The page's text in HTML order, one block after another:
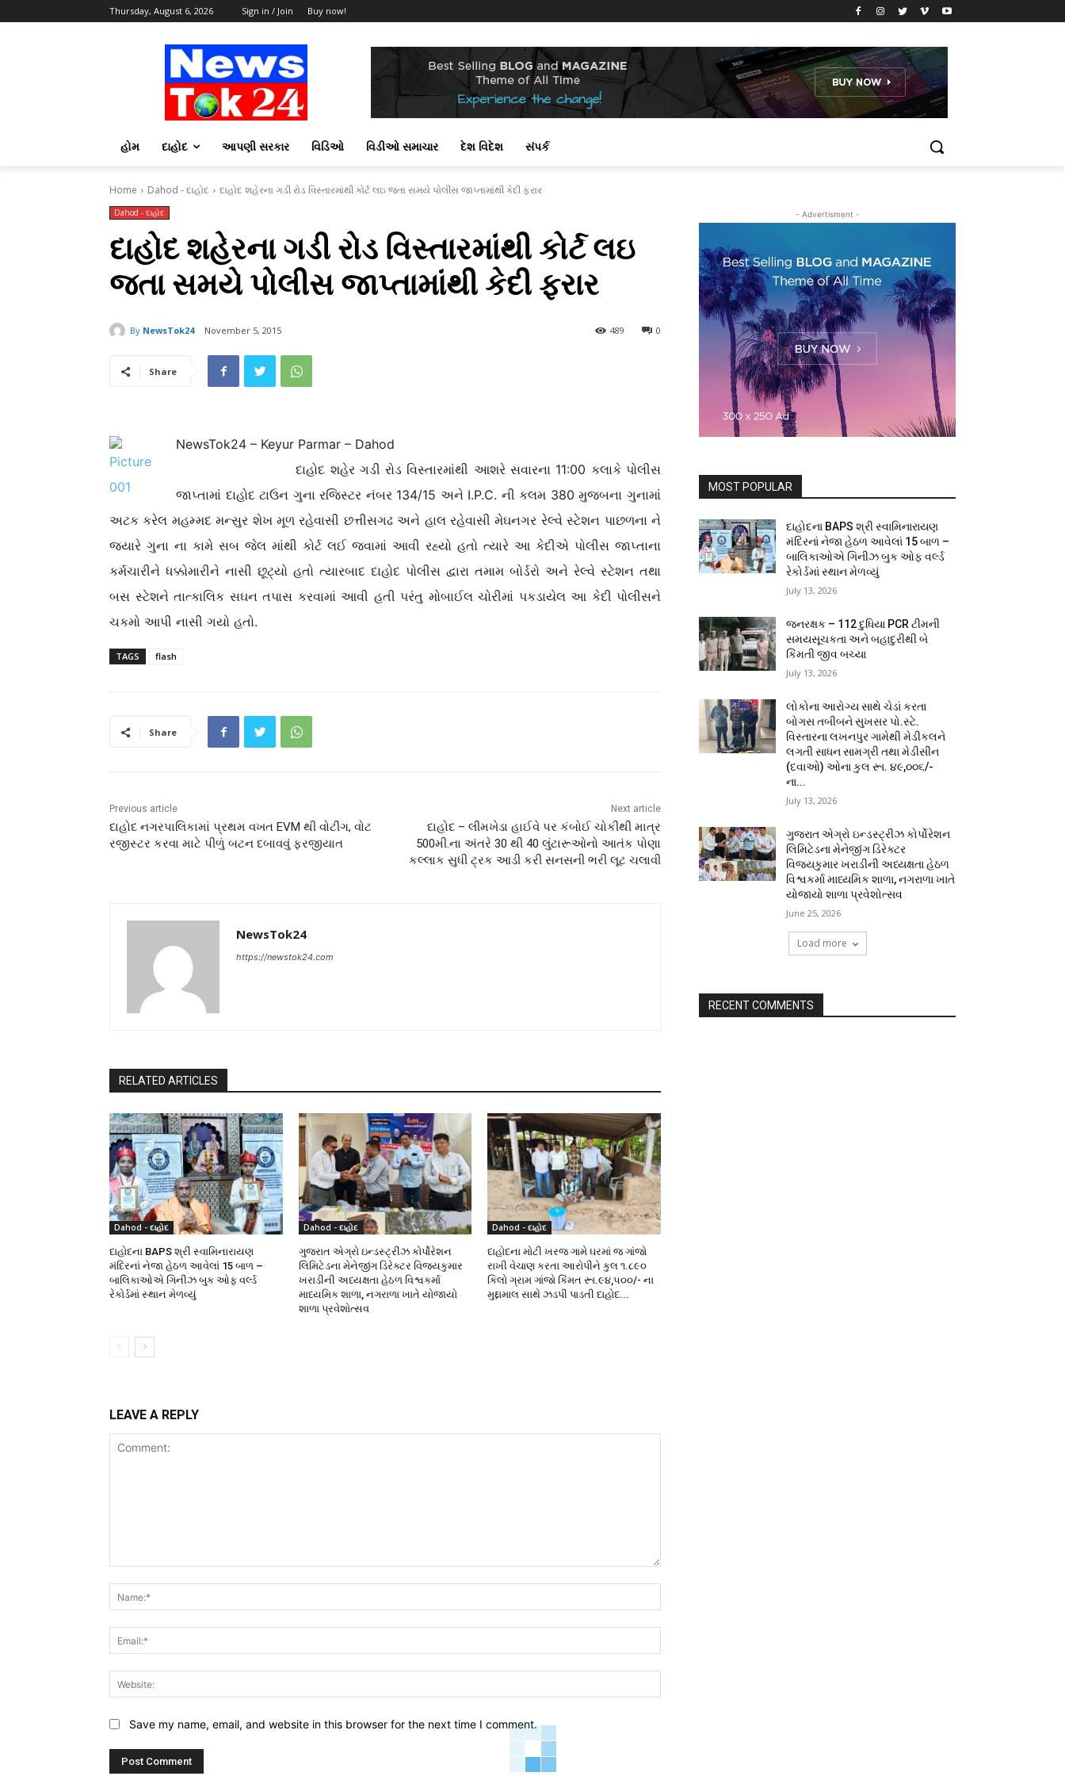
Thursday, August 6, 2026 Sign in / Join Buy now!
હોમ દાહોદ આપણી સરકાર વિડિઓ વિડીઓ સમાચાર દેશ વિદેશ સંપર્ક
Home Dahod - દાહોદ દાહોદ શહેરના ગડી રોડ વિસ્તારમાંથી કોર્ટ લઇ જતા સમયે પોલીસ જાપ્તામાંથી કેદી ફરાર
Dahod - દાહોદ
દાહોદ શહેરના ગડી રોડ વિસ્તારમાંથી કોર્ટ લઇ
જતા સમયે પોલીસ જાપ્તામાંથી કેદી ફરાર
By NewsTok24 November 5, 2015 0
489
Share
NewsTok24 – Keyur Parmar – Dahod
દાહોદ શહેર ગડી રોડ વિસ્તારમાંથી આશરે સવારના 11:00 કલાકે પોલીસ
જાપ્તામાં દાહોદ ટાઉન ગુના રજિસ્ટર નંબર 134/15 અને I.P.C. ની કલમ 380 મુજબના ગુનામાં
અટક કરેલ મહમ્મદ મન્સુર શેખ મૂળ રહેવાસી છત્તીસગઢ અને હાલ રહેવાસી મેઘનગર રેલ્વે સ્ટેશન પાછળના ને
જયારે ગુના ના કામે સબ જેલ માંથી કોર્ટ લઈ જવામાં આવી રહ્યો હતો ત્યારે આ કેદીએ પોલીસ જાપ્તાના
કર્મચારીને ધક્કોમારીને નાસી છૂટ્યો હતો ત્યારબાદ દાહોદ પોલીસ દ્વારા તમામ બોર્ડરો અને રેલ્વે સ્ટેશન તથા
બસ સ્ટેશને તાત્કાલિક સઘન તપાસ કરવામાં આવી હતી પરંતુ મોબાઈલ ચોરીમાં પકડાયેલ આ કેદી પોલીસને
ચકમો આપી નાસી ગયો હતો.
TAGS flash
Share
Previous article
દાહોદ નગરપાલિકામાં પ્રથમ વખત EVM થી વોટીંગ, વોટ
રજીસ્ટર કરવા માટે પીળું બટન દબાવવું ફરજીયાત
Next article
દાહોદ – લીમખેડા હાઈવે પર કંબોઈ ચોકીથી માત્ર
500મી.ના અંતરે 30 થી 40 લુંટારૂઓનો આતંક પોણા
કલ્લાક સુધી ટ્રક આડી કરી સનસની ભરી લૂટ ચલાવી
NewsTok24
https://newstok24.com
RELATED ARTICLES
Dahod - દાહોદ
દાહોદના BAPS શ્રી સ્વામિનારાયણ
મંદિરનાં નેજા હેઠળ આવેલાં 15 બાળ –
બાલિકાઓએ ગિનીઝ બુક ઓફ વર્લ્ડ
રેકોર્ડમાં સ્થાન મેળવ્યું
Dahod - દાહોદ
ગુજરાત એગ્રો ઇન્ડસ્ટ્રીઝ કોર્પોરેશન
લિમિટેડના મેનેજીંગ ડિરેક્ટર વિજયકુમાર
ખરાડીની અધ્યક્ષતા હેઠળ વિશ્વકર્મા
માધ્યમિક શાળા, નગરાળા ખાતે યોજાયો
શાળા પ્રવેશોત્સવ
Dahod - દાહોદ
દાહોદના મોટી ખરજ ગામે ઘરમાં જ ગાંજો
રાખી વેચાણ કરતા આરોપીને કુલ ૧.૮૯૦
કિલો ગ્રામ ગાંજો કિંમત રૂા.૯૪,૫૦૦/- ના
મુદ્દામાલ સાથે ઝડપી પાડતી દાહોદ...
LEAVE A REPLY
Save my name, email, and website in this browser for the next time I comment.
- Advertisment -
MOST POPULAR
દાહોદના BAPS શ્રી સ્વામિનારાયણ
મંદિરનાં નેજા હેઠળ આવેલાં 15 બાળ –
બાલિકાઓએ ગિનીઝ બુક ઓફ વર્લ્ડ
રેકોર્ડમાં સ્થાન મેળવ્યું
July 13, 2026
જનરક્ષક – 112 દુધિયા PCR ટીમની
સમયસૂચકતા અને બહાદુરીથી બે
કિંમતી જીવ બચ્યા
July 13, 2026
લોકોના આરોગ્ય સાથે ચેડાં કરતા
બોગસ તબીબને સુખસર પો.સ્ટે.
વિસ્તારના લખનપુર ગામેથી મેડીકલને
લગતી સાધન સામગ્રી તથા મેડીસીન
(દવાઓ) ઓના કુલ રૂા. ૪૯,૦૦૬/-
ના...
July 13, 2026
ગુજરાત એગ્રો ઇન્ડસ્ટ્રીઝ કોર્પોરેશન
લિમિટેડના મેનેજીંગ ડિરેક્ટર
વિજયકુમાર ખરાડીની અધ્યક્ષતા હેઠળ
વિશ્વકર્મા માધ્યમિક શાળા, નગરાળા ખાતે
યોજાયો શાળા પ્રવેશોત્સવ
June 25, 2026
Load more
RECENT COMMENTS